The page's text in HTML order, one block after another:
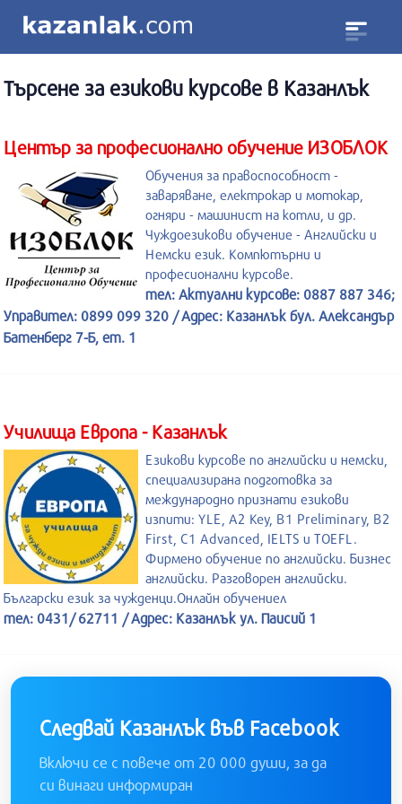
Търсене за езикови курсове в Казанлък
Център за професионално обучение ИЗОБЛОК
Обучения за правоспособност -
заваряване, електрокар и мотокар,
огняри - машинист на котли, и др.
Чуждоезикови обучение - Английски и
Немски език. Компютърни и
професионални курсове.
тел: Актуални курсове: 0887 887 346;
Управител: 0899 099 320 / Адрес: Казанлък бул. Александър
Батенберг 7-Б, ет. 1
Училища Европа - Казанлък
Езикови курсове по английски и немски,
специализирана подготовка за
международно признати езикови
изпити: YLE, A2 Key, B1 Preliminary, B2
First, C1 Advanced, IELTS и TOEFL.
Фирмено обучение по английски. Бизнес
английски. Разговорен английски.
Български език за чужденци.Онлайн обучениел
тел: 0431/ 62711 / Адрес: Казанлък ул. Паисий 1
Следвай Казанлък във Facebook
Включи се с повече от 20 000 души, за да
си винаги информиран